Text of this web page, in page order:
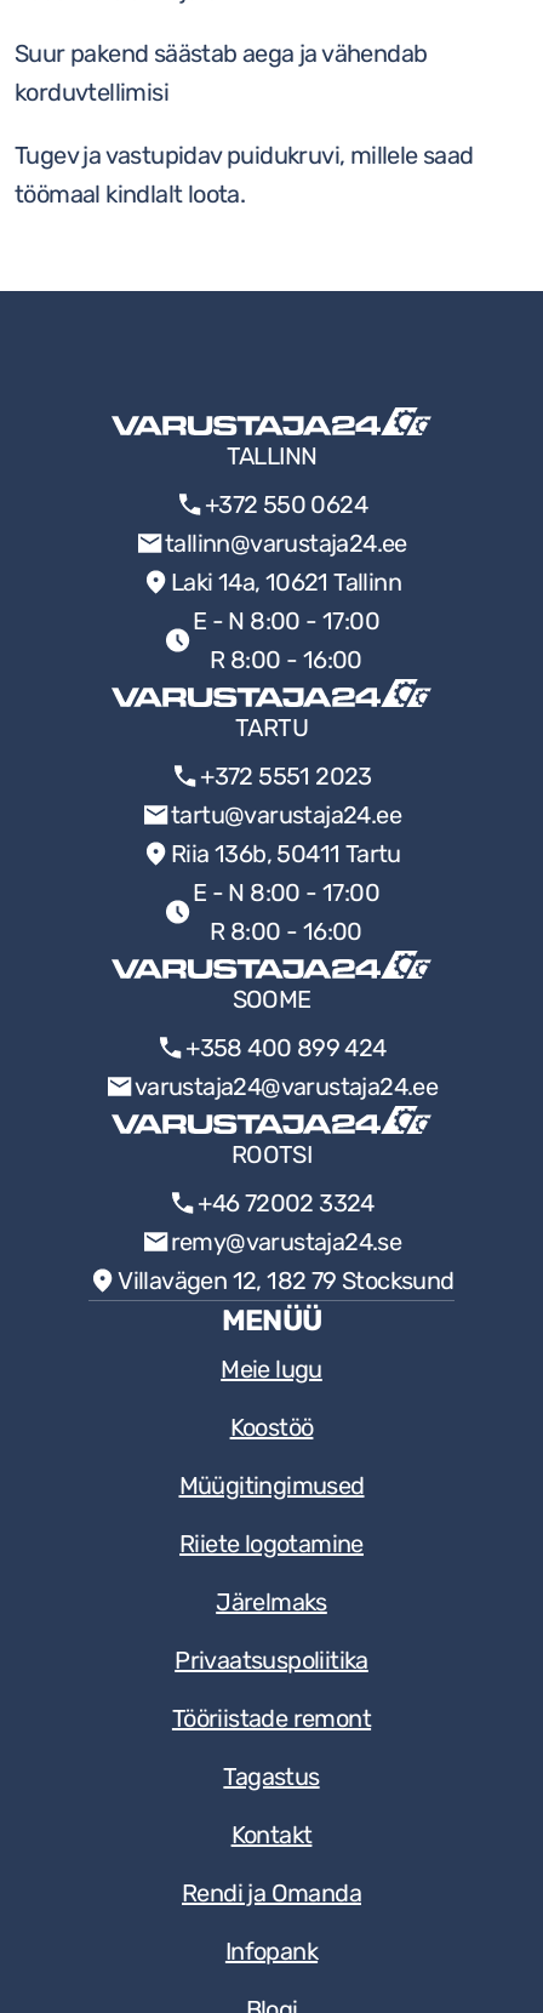
Suur pakend säästab aega ja vähendab
korduvtellimisi
Tugev ja vastupidav puidukruvi, millele saad
töömaal kindlalt loota.
TALLINN
+372 550 0624
tallinn@varustaja24.ee
Laki 14a, 10621 Tallinn
E - N 8:00 - 17:00
R 8:00 - 16:00
TARTU
+372 5551 2023
tartu@varustaja24.ee
Riia 136b, 50411 Tartu
E - N 8:00 - 17:00
R 8:00 - 16:00
SOOME
+358 400 899 424
varustaja24@varustaja24.ee
ROOTSI
+46 72002 3324
remy@varustaja24.se
Villavägen 12, 182 79 Stocksund
MENÜÜ
Meie lugu
Koostöö
Müügitingimused
Riiete logotamine
Järelmaks
Privaatsuspoliitika
Tööriistade remont
Tagastus
Kontakt
Rendi ja Omanda
Infopank